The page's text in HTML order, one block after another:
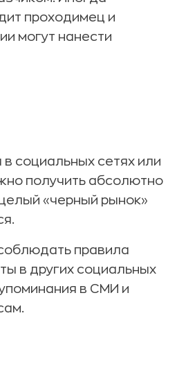
проходимец и
могут нанести
социальных сетях или
получить абсолютно
«черный рынок»
правила
в других социальных
в СМИ и